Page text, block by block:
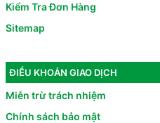
Kiểm Tra Đơn Hàng
Sitemap
ĐIỀU KHOẢN GIAO DỊCH
Miễn trừ trách nhiệm
Chính sách bảo mật